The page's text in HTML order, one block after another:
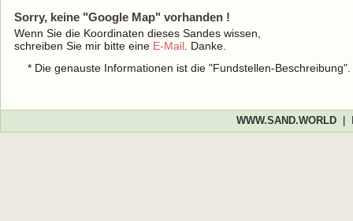
Sorry, keine "Google Map" vorhanden !
Wenn Sie die Koordinaten dieses Sandes wissen,
schreiben Sie mir bitte eine E-Mail . Danke.
* Die genauste Informationen ist die "Fundstellen-
WWW.SAND.WORLD|